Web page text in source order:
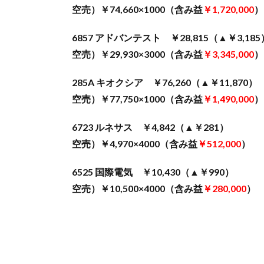
空売）￥74,660×1000（含み益￥1,720,000）
6857 アドバンテスト ￥28,815（▲￥3,185
空売）￥29,930×3000（含み益￥3,345,000）
285A キオクシア ￥76,260（▲￥11,870）
空売）￥77,750×1000（含み益￥1,490,000）
6723 ルネサス ￥4,842（▲￥281）
空売）￥4,970×4000（含み益￥512,000）
6525 国際電気 ￥10,430（▲￥990）
空売）￥10,500×4000（含み益￥280,000）